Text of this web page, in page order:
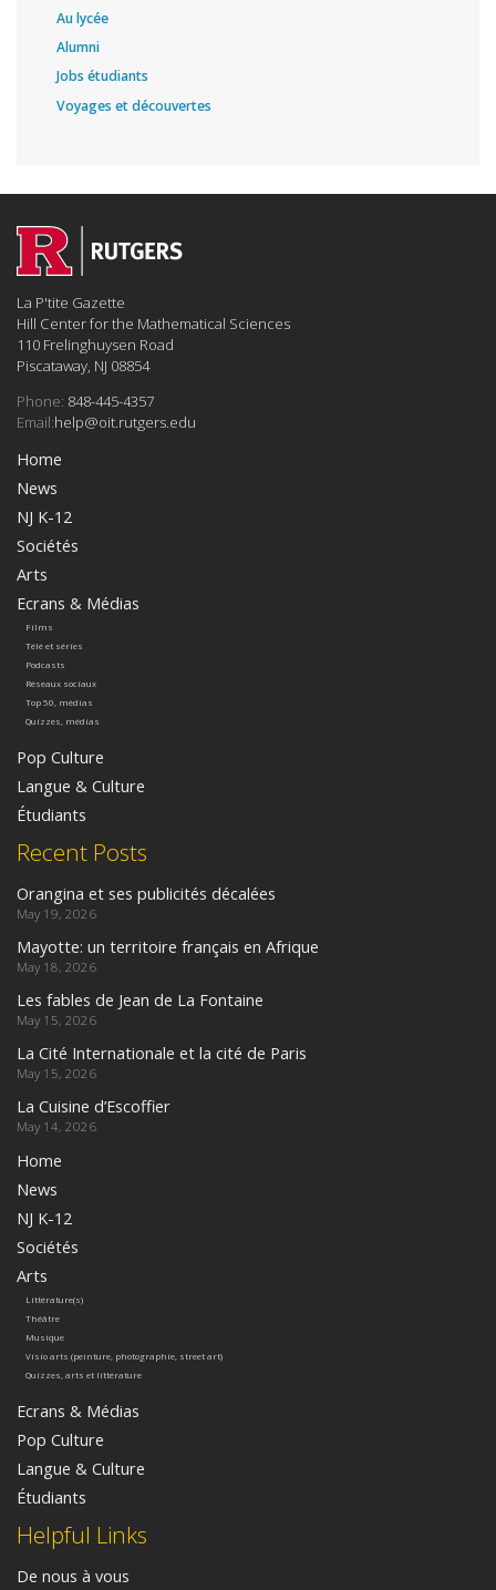
Au lycée
Alumni
Jobs étudiants
Voyages et découvertes
Helpful Links
De nous à vous
Recent Posts
Orangina et ses publicités décalées
May 19, 2026
Mayotte: un territoire français en Afrique
May 18, 2026
Les fables de Jean de La Fontaine
May 15, 2026
La Cité Internationale et la cité de Paris
May 15, 2026
La Cuisine d’Escoffier
May 14, 2026
Home
News
NJ K-12
Sociétés
Arts
Littérature(s)
Théâtre
Musique
Visio arts (peinture, photographie, street art)
Quizzes, arts et littérature
Ecrans & Médias
Pop Culture
Langue & Culture
Étudiants
Home
News
NJ K-12
Sociétés
Arts
Ecrans & Médias
Films
Télé et séries
Podcasts
Réseaux sociaux
Top 50, médias
Quizzes, médias
Pop Culture
Langue & Culture
Étudiants
La P'tite Gazette
Hill Center for the Mathematical Sciences
110 Frelinghuysen Road
Piscataway, NJ 08854
Phone: 848-445-4357
Email:help@oit.rutgers.edu